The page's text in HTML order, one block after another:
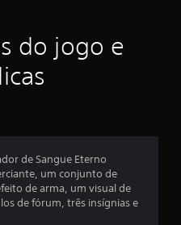
do jogo e
de Sangue Eterno
um conjunto de
de arma, um visual de
de fórum, três insígnias e